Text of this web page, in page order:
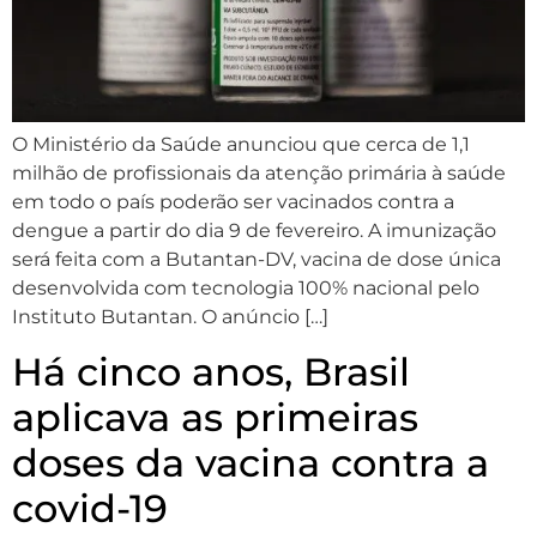
O Ministério da Saúde anunciou que cerca de 1,1
milhão de profissionais da atenção primária à saúde
em todo o país poderão ser vacinados contra a
dengue a partir do dia 9 de fevereiro. A imunização
será feita com a Butantan-DV, vacina de dose única
desenvolvida com tecnologia 100% nacional pelo
Instituto Butantan. O anúncio […]
Há cinco anos, Brasil
aplicava as primeiras
doses da vacina contra a
covid-19